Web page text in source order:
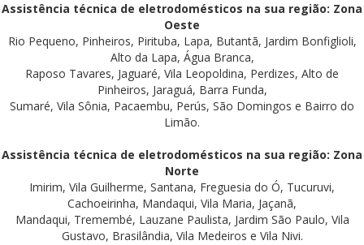
Assistência técnica de eletrodomésticos na sua região: Zona
Oeste
Rio Pequeno, Pinheiros, Pirituba, Lapa, Butantã, Jardim Bonfiglioli,
Alto da Lapa, Água Branca,
Raposo Tavares, Jaguaré, Vila Leopoldina, Perdizes, Alto de
Pinheiros, Jaraguá, Barra Funda,
Sumaré, Vila Sônia, Pacaembu, Perús, São Domingos e Bairro do
Limão.
Assistência técnica de eletrodomésticos na sua região: Zona
Norte
Imirim, Vila Guilherme, Santana, Freguesia do Ó, Tucuruvi,
Cachoeirinha, Mandaqui, Vila Maria, Jaçanã,
Mandaqui, Tremembé, Lauzane Paulista, Jardim São Paulo, Vila
Gustavo, Brasilândia, Vila Medeiros e Vila Nivi.